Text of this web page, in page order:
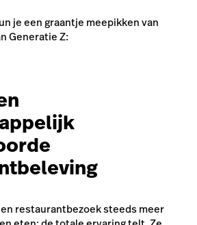
je een graantje meepikken van
Generatie Z:
restaurantbezoek steeds meer